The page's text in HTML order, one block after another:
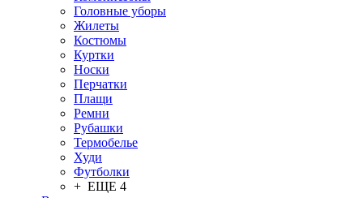
Головные уборы
Жилеты
Костюмы
Куртки
Носки
Перчатки
Плащи
Ремни
Рубашки
Термобелье
Худи
Футболки
+ ЕЩЕ 4